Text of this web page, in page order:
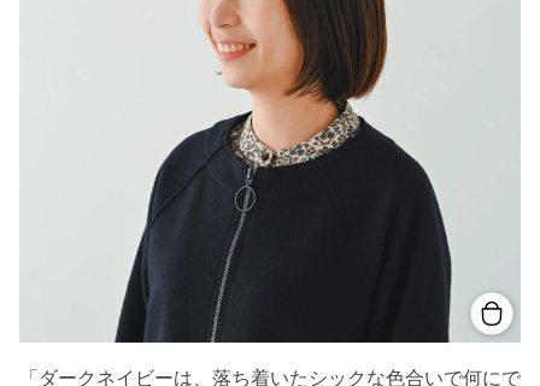
「ダークネイビーは、落ち着いたシックな色合いで何にで